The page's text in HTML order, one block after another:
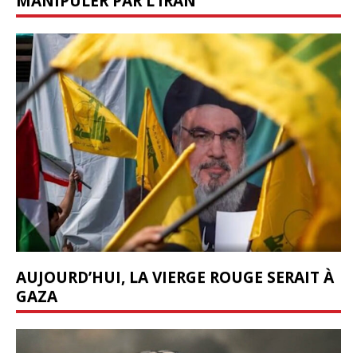
AUJOURD’HUI, LA VIERGE ROUGE SERAIT À
GAZA